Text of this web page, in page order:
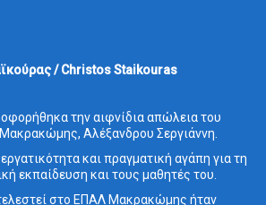
/ Christos Staikouras
την αιφνίδια απώλεια του
Αλέξανδρου Σεργιάννη.
και πραγματική αγάπη για τη
εκπαίδευση και τους μαθητές του.
στο ΕΠΑΛ Μακρακώμης ήταν